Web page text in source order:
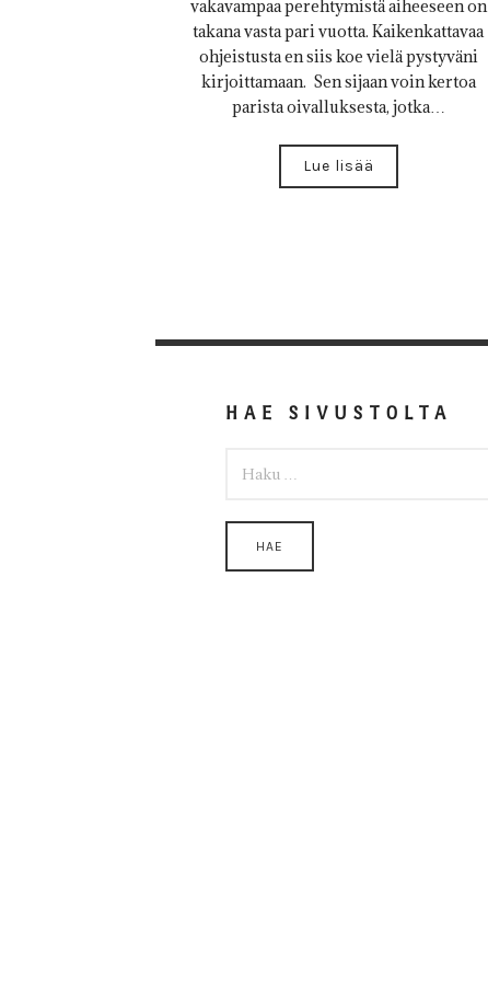
vakavampaa perehtymistä aiheeseen on
takana vasta pari vuotta. Kaikenkattavaa
ohjeistusta en siis koe vielä pystyväni
kirjoittamaan. Sen sijaan voin kertoa
parista oivalluksesta, jotka…
Lue lisää
HAE SIVUSTOLTA